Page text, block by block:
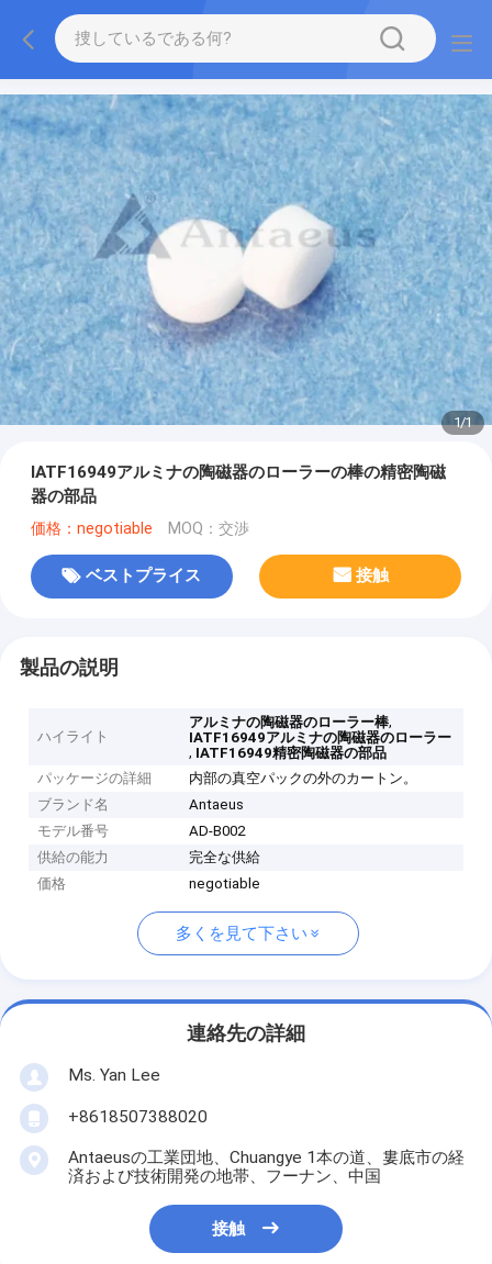
1/1
IATF16949アルミナの陶磁器のローラーの棒の精密陶磁
器の部品
価格：negotiable MOQ：交渉
ベストプライス 接触
製品の説明
ハイライト
アルミナの陶磁器のローラー棒,
IATF16949アルミナの陶磁器のローラー
, IATF16949精密陶磁器の部品
パッケージの詳細
内部の真空パックの外のカートン。
ブランド名
Antaeus
モデル番号
AD-B002
供給の能力
完全な供給
価格
negotiable
多くを見て下さい
連絡先の詳細
Ms. Yan Lee
+8618507388020
Antaeusの工業団地、Chuangye 1本の道、婁底市の経
済および技術開発の地帯、フーナン、中国
接触